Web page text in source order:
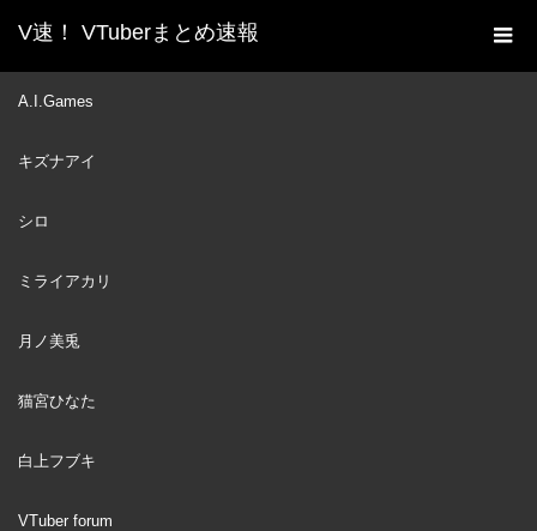
V速！ VTuberまとめ速報
A.I.Games
キズナアイ
シロ
ミライアカリ
月ノ美兎
猫宮ひなた
白上フブキ
VTuber forum
ホーム
新着動画一覧
25